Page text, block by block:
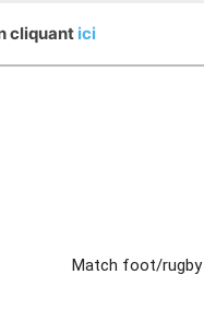
cliquant ici
Match foot/rugby